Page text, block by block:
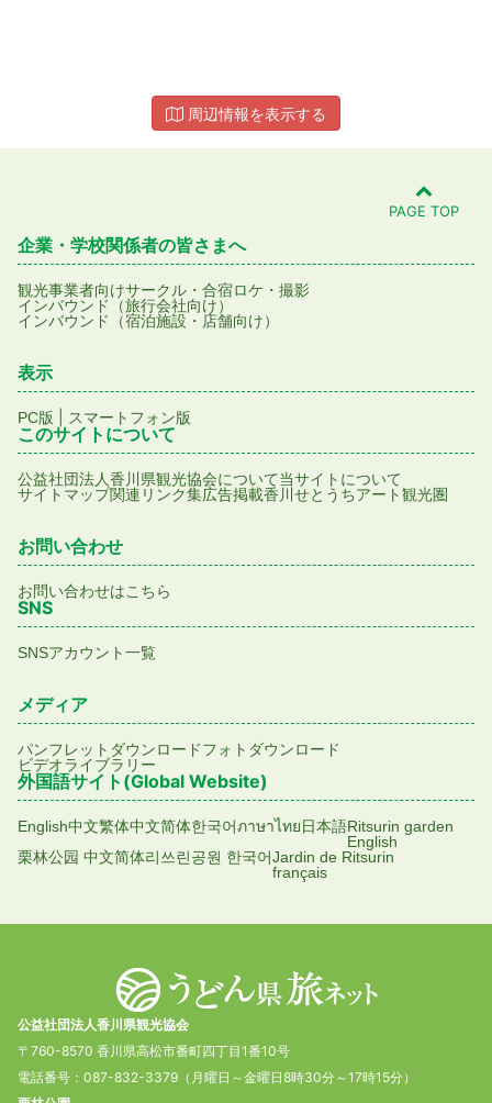
周辺情報を表示する
PAGE TOP
企業・学校関係者の皆さまへ
観光事業者向けサークル・合宿ロケ・撮影
インバウンド（旅行会社向け）
インバウンド（宿泊施設・店舗向け）
表示
PC版 スマートフォン版
このサイトについて
公益社団法人香川県観光協会について当サイトについて
サイトマップ関連リンク集広告掲載香川せとうちアート観光圏
お問い合わせ
お問い合わせはこちら
SNS
SNSアカウント一覧
メディア
パンフレットダウンロードフォトダウンロード
ビデオライブラリー
外国語サイト(Global Website)
English中文繁体中文简体한국어ภาษาไทย日本語Ritsurin garden
English
栗林公园 中文简体리쓰린공원 한국어Jardin de Ritsurin
français
公益社団法人香川県観光協会
〒760-8570 香川県高松市番町四丁目1番10号
電話番号：087-832-3379（月曜日～金曜日8時30分～17時15分）